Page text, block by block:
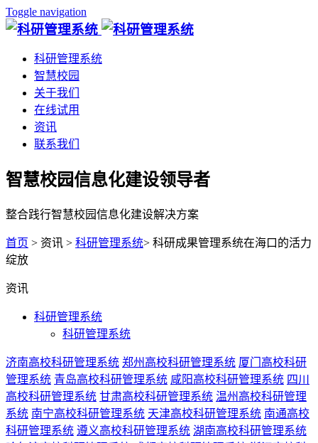
Toggle navigation
科研管理系统
智慧校园
关于我们
在线试用
资讯
联系我们
智慧校园信息化建设领导者
整合践行智慧校园信息化建设解决方案
首页 > 资讯 > 科研管理系统> 科研成果管理系统在海口的活力
绽放
资讯
科研管理系统
科研管理系统
济南高校科研管理系统 郑州高校科研管理系统 厦门高校科研
管理系统 青岛高校科研管理系统 咸阳高校科研管理系统 四川
高校科研管理系统 甘肃高校科研管理系统 温州高校科研管理
系统 南宁高校科研管理系统 天津高校科研管理系统 南通高校
科研管理系统 遵义高校科研管理系统 湖南高校科研管理系统